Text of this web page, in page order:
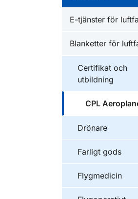
E-tjänster för
Blanketter för
Certifikat och
utbildning
CPL
Drönare
Farligt gods
Flygmedicin